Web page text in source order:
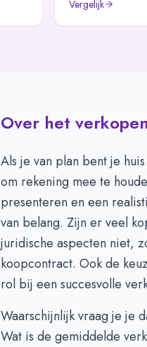
Vergelijk
Over het
Als je van plan bent je
om rekening mee te
presenteren en een
van belang. Zijn er veel
juridische aspecten niet,
koopcontract. Ook de
rol bij een succesvolle
Waarschijnlijk vraag je je
Wat is de gemiddelde